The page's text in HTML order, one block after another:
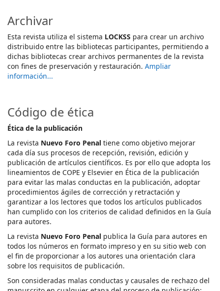
Archivar
Esta revista utiliza el sistema LOCKSS para crear un archivo
distribuido entre las bibliotecas participantes, permitiendo a
dichas bibliotecas crear archivos permanentes de la revista
con fines de preservación y restauración. Ampliar
información...
Código de ética
Ética de la publicación
La revista Nuevo Foro Penal tiene como objetivo mejorar
cada día sus procesos de recepción, revisión, edición y
publicación de artículos científicos. Es por ello que adopta los
lineamientos de COPE y Elsevier en Ética de la publicación
para evitar las malas conductas en la publicación, adoptar
procedimientos ágiles de corrección y retractación y
garantizar a los lectores que todos los artículos publicados
han cumplido con los criterios de calidad definidos en la Guía
para autores.
La revista Nuevo Foro Penal publica la Guía para autores en
todos los números en formato impreso y en su sitio web con
el fin de proporcionar a los autores una orientación clara
sobre los requisitos de publicación.
Son consideradas malas conductas y causales de rechazo del